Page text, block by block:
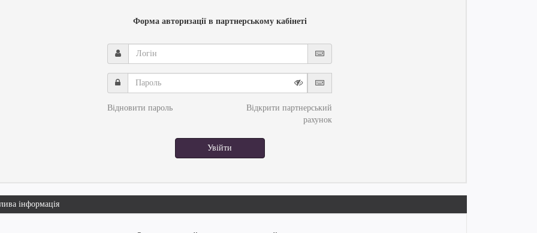
Форма авторизації в партнерському кабінеті
Логін
Пароль
Відновити пароль
Відкрити партнерський
рахунок
Увійти
інформація